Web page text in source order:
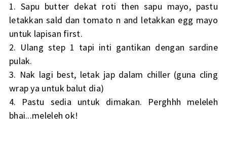
1. Sapu butter dekat roti then sapu mayo, pastu
letakkan sald dan tomato n and letakkan egg mayo
untuk lapisan first.
2. Ulang step 1 tapi inti gantikan dengan sardine
pulak.
3. Nak lagi best, letak jap dalam chiller (guna cling
wrap ya untuk balut dia)
4. Pastu sedia untuk dimakan. Perghhh meleleh
bhai...meleleh ok!